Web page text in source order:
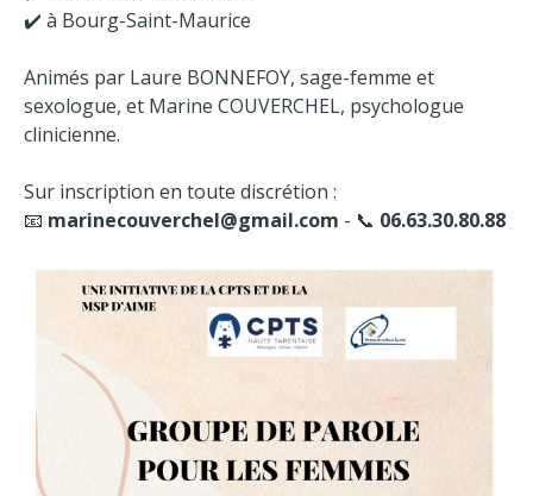
✔️ à Bourg-Saint-Maurice
Animés par Laure BONNEFOY, sage-femme et
sexologue, et Marine COUVERCHEL, psychologue
clinicienne.
Sur inscription en toute discrétion :
📧 marinecouverchel@gmail.com - 📞 06.63.30.80.88